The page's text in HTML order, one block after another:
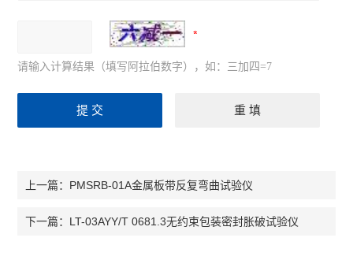
请输入计算结果（填写阿拉伯数字），如：三加四=7
上一篇： PMSRB-01A金属板带反复弯曲试验仪
下一篇： LT-03AYY/T 0681.3无约束包装密封胀破试验仪